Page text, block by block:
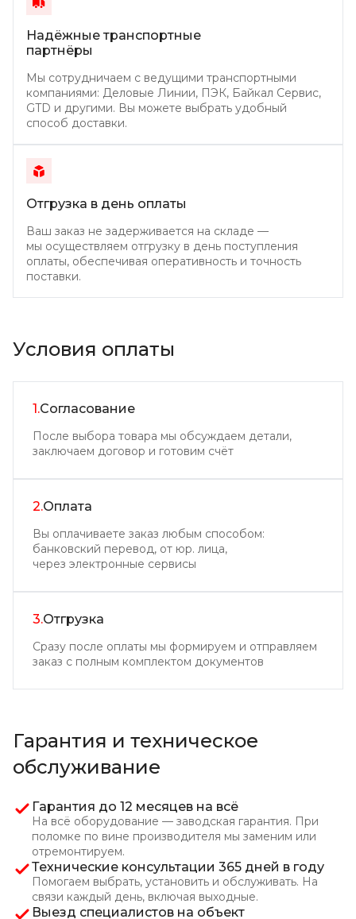
Надёжные транспортные
партнёры
Мы сотрудничаем с ведущими транспортными
компаниями: Деловые Линии, ПЭК, Байкал Сервис,
GTD и другими. Вы можете выбрать удобный
способ доставки.
Отгрузка в день оплаты
Ваш заказ не задерживается на складе —
мы осуществляем отгрузку в день поступления
оплаты, обеспечивая оперативность и точность
поставки.
Условия оплаты
1.Согласование
После выбора товара мы обсуждаем детали,
заключаем договор и готовим счёт
2.Оплата
Вы оплачиваете заказ любым способом:
банковский перевод, от юр. лица,
через электронные сервисы
3.Отгрузка
Сразу после оплаты мы формируем и отправляем
заказ с полным комплектом документов
Гарантия и техническое
обслуживание
Гарантия до 12 месяцев на всё
На всё оборудование — заводская гарантия. При
поломке по вине производителя мы заменим или
отремонтируем.
Технические консультации 365 дней в году
Помогаем выбрать, установить и обслуживать. На
связи каждый день, включая выходные.
Выезд специалистов на объект